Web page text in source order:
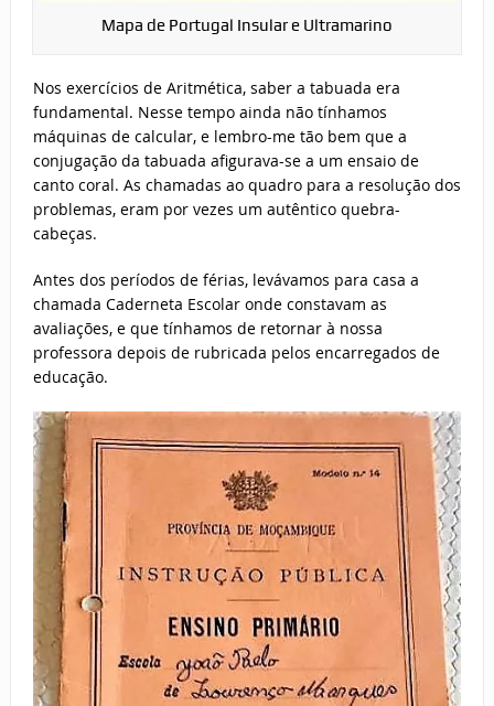
Mapa de Portugal Insular e Ultramarino
Nos exercícios de Aritmética, saber a tabuada era
fundamental. Nesse tempo ainda não tínhamos
máquinas de calcular, e lembro-me tão bem que a
conjugação da tabuada afigurava-se a um ensaio de
canto coral. As chamadas ao quadro para a resolução dos
problemas, eram por vezes um autêntico quebra-
cabeças.
Antes dos períodos de férias, levávamos para casa a
chamada Caderneta Escolar onde constavam as
avaliações, e que tínhamos de retornar à nossa
professora depois de rubricada pelos encarregados de
educação.